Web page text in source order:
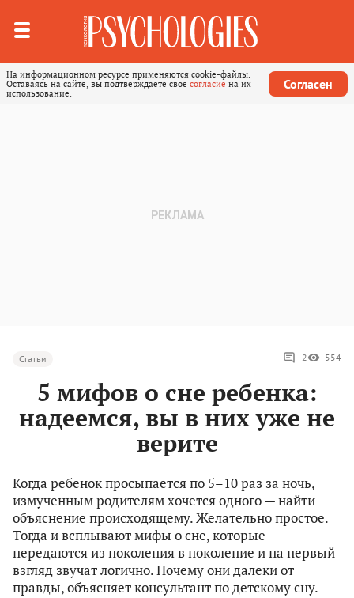
На информационном ресурсе применяются cookie-файлы.
Оставаясь на сайте, вы подтверждаете свое согласие на их
использование.
Согласен
Статьи 2 554
5 мифов о сне ребенка:
надеемся, вы в них уже не
верите
Когда ребенок просыпается по 5–10 раз за ночь,
измученным родителям хочется одного — найти
объяснение происходящему. Желательно простое.
Тогда и всплывают мифы о сне, которые
передаются из поколения в поколение и на первый
взгляд звучат логично. Почему они далеки от
правды, объясняет консультант по детскому сну.